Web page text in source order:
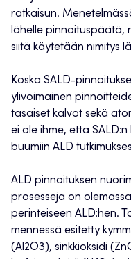
ratkaisun.
lähelle pinnoituspäätä,
siitä käytetään nimitys
Koska SALD-
ylivoimainen
tasaiset kalvot sekä
ei ole ihme, että
buumiin ALD
ALD pinnoituksen
prosesseja on
perinteiseen ALD:hen.
mennessä esitetty
(Al2O3), sinkkioksidi